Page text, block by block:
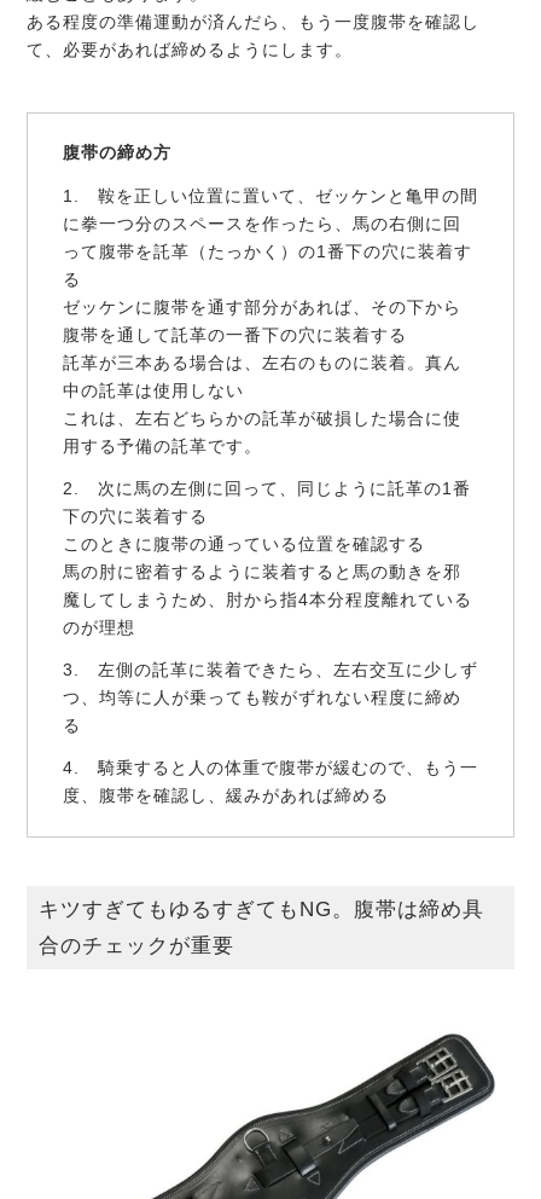
ある程度の準備運動が済んだら、もう一度腹帯を確認し
て、必要があれば締めるようにします。
腹帯の締め方
1. 鞍を正しい位置に置いて、ゼッケンと亀甲の間
に拳一つ分のスペースを作ったら、馬の右側に回
って腹帯を託革（たっかく）の1番下の穴に装着す
る
ゼッケンに腹帯を通す部分があれば、その下から
腹帯を通して託革の一番下の穴に装着する
託革が三本ある場合は、左右のものに装着。真ん
中の託革は使用しない
これは、左右どちらかの託革が破損した場合に使
用する予備の託革です。
2. 次に馬の左側に回って、同じように託革の1番
下の穴に装着する
このときに腹帯の通っている位置を確認する
馬の肘に密着するように装着すると馬の動きを邪
魔してしまうため、肘から指4本分程度離れている
のが理想
3. 左側の託革に装着できたら、左右交互に少しず
つ、均等に人が乗っても鞍がずれない程度に締め
る
4. 騎乗すると人の体重で腹帯が緩むので、もう一
度、腹帯を確認し、緩みがあれば締める
キツすぎてもゆるすぎてもNG。腹帯は締め具
合のチェックが重要